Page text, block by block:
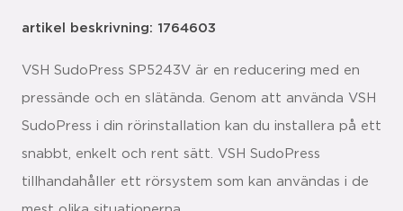
artikel beskrivning: 1764603
VSH SudoPress SP5243V är en reducering med en
pressände och en slätända. Genom att använda VSH
SudoPress i din rörinstallation kan du installera på ett
snabbt, enkelt och rent sätt. VSH SudoPress
tillhandahåller ett rörsystem som kan användas i de